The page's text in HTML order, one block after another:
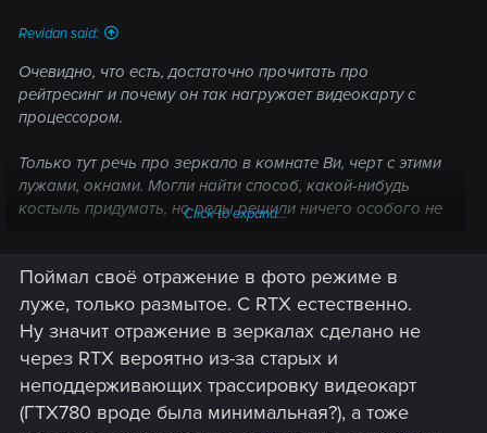
Revidan said:
Очевидно, что есть, достаточно прочитать про
рейтресинг и почему он так нагружает видеокарту с
процессором.
Только тут речь про зеркало в комнате Ви, черт с этими
лужами, окнами. Могли найти способ, какой-нибудь
костыль придумать, но реды решили ничего особого не
даже в таком виде неплохо садит фпсы
Это раньше разработчики креативно исхитрялись,
выдумывая костыли при весьма скромных
вычислительных ресурсах...
Click to expand...
Поймал своё отражение в фото режиме в
луже, только размытое. С RTX естественно.
Ну значит отражение в зеркалах сделано не
через RTX вероятно из-за старых и
неподдерживающих трассировку видеокарт
(ГТХ780 вроде была минимальная?), а тоже